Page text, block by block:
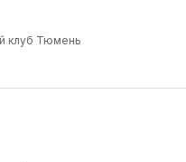
клуб Тюмень